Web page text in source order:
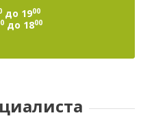
до 1900
до 1800